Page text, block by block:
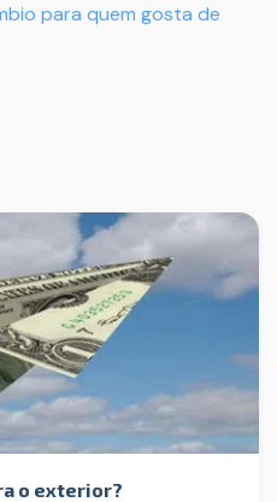
para quem gosta de
o exterior?